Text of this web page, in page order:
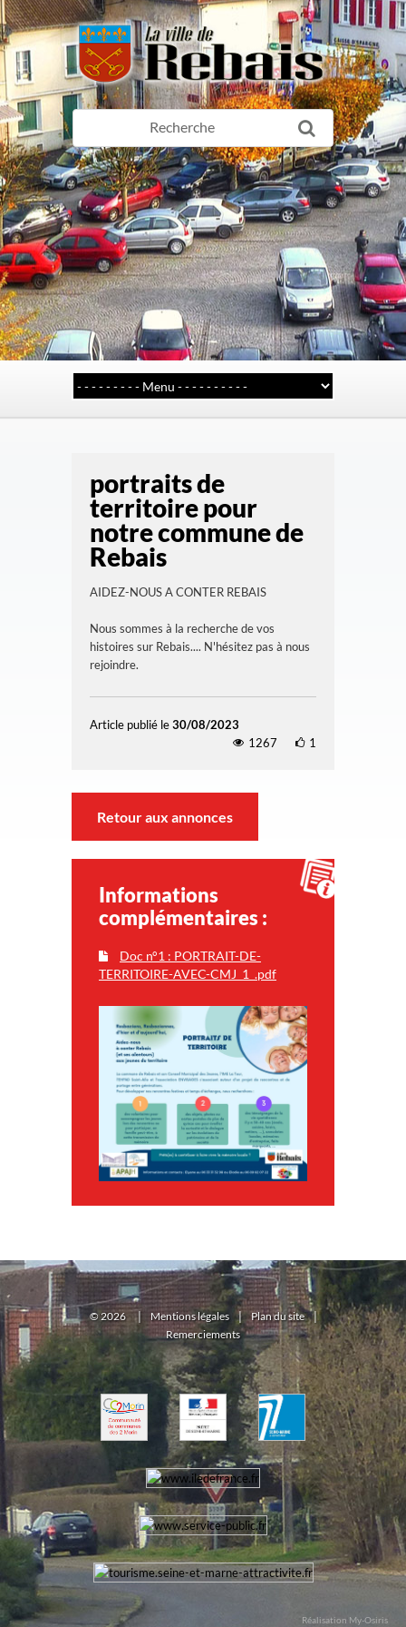
portraits de
territoire pour
notre commune de
Rebais
AIDEZ-NOUS A CONTER REBAIS
Nous sommes à la recherche de vos
histoires sur Rebais.... N'hésitez pas à nous
rejoindre.
Article publié le30/08/2023
1267
1
Retour aux annonces
Informations
complémentaires :
Doc n°1 : PORTRAIT-DE-
TERRITOIRE-AVEC-CMJ_1_.pdf
© 2026 | Mentions légales | Plan du site |
Remerciements
Réalisation My-Osiris